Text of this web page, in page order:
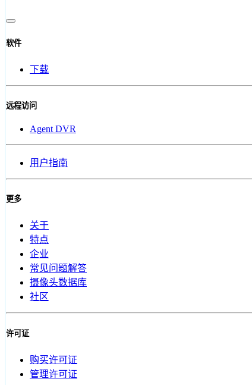
软件
下载
远程访问
Agent DVR
用户指南
更多
关于
特点
企业
常见问题解答
摄像头数据库
社区
许可证
购买许可证
管理许可证